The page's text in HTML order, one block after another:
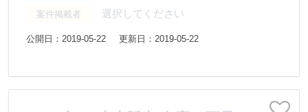
案件掲載者 選択してください
公開日：2019-05-22 更新日：2019-05-22